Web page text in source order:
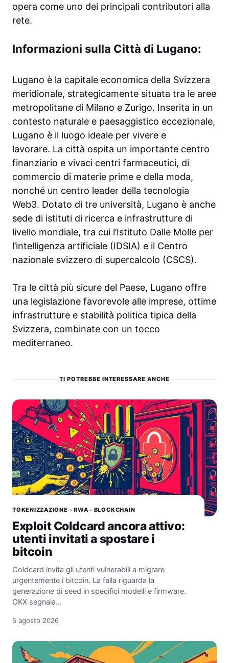
opera come uno dei principali contributori alla
rete.
Informazioni sulla Città di Lugano:
Lugano è la capitale economica della Svizzera
meridionale, strategicamente situata tra le aree
metropolitane di Milano e Zurigo. Inserita in un
contesto naturale e paesaggistico eccezionale,
Lugano è il luogo ideale per vivere e
lavorare. La città ospita un importante centro
finanziario e vivaci centri farmaceutici, di
commercio di materie prime e della moda,
nonché un centro leader della tecnologia
Web3. Dotato di tre università, Lugano è anche
sede di istituti di ricerca e infrastrutture di
livello mondiale, tra cui l’Istituto Dalle Molle per
l’intelligenza artificiale (IDSIA) e il Centro
nazionale svizzero di supercalcolo (CSCS).
Tra le città più sicure del Paese, Lugano offre
una legislazione favorevole alle imprese, ottime
infrastrutture e stabilità politica tipica della
Svizzera, combinate con un tocco
mediterraneo.
TI POTREBBE INTERESSARE ANCHE
TOKENIZZAZIONE - RWA - BLOCKCHAIN
Exploit Coldcard ancora attivo:
utenti invitati a spostare i
bitcoin
Coldcard invita gli utenti vulnerabili a migrare
urgentemente i bitcoin. La falla riguarda la
generazione di seed in specifici modelli e firmware.
OKX segnala…
5 agosto 2026